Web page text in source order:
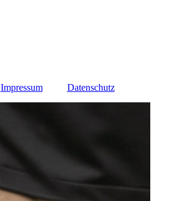
Impressum Datenschutz